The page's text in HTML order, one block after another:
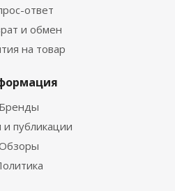
ответ
и обмен
на товар
Бренды
и публикации